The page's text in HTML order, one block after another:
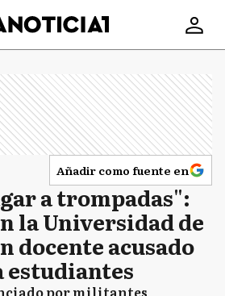
Añadir como fuente en
a trompadas":
la Universidad de
docente acusado
estudiantes
por militantes